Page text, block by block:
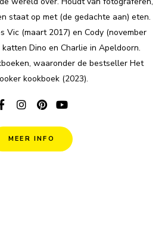
staat op met (de gedachte aan) eten.
Vic (maart 2017) en Cody (november
katten Dino en Charlie in Apeldoorn.
waaronder de bestseller Het
kookboek (2023).
MEER INFO